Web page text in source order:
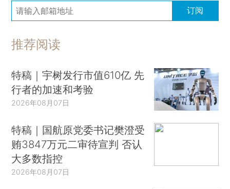
订阅
推荐阅读
特稿｜宇树发行市值610亿 先
行者的加速和考验
2026年08月07日
特稿｜国航原党委书记樊澄受
贿3847万元二审待宣判 否认
大多数指控
2026年08月07日